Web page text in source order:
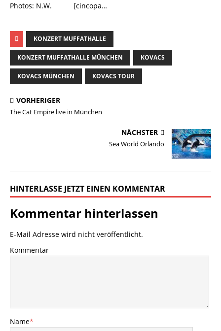
Photos: N.W. [cincopa…
KONZERT MUFFATHALLE
KONZERT MUFFATHALLE MÜNCHEN KOVACS
KOVACS MÜNCHEN KOVACS TOUR
VORHERIGER
The Cat Empire live in München
NÄCHSTER
Sea World Orlando
HINTERLASSE JETZT EINEN KOMMENTAR
Kommentar hinterlassen
E-Mail Adresse wird nicht veröffentlicht.
Kommentar
Name*